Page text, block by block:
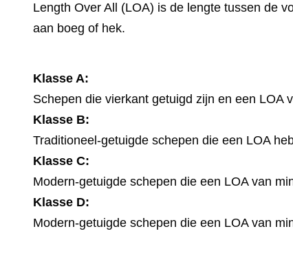
Length Over All (LOA) is de lengte tussen de
aan boeg of hek.
Klasse A:
Schepen die vierkant getuigd zijn en een LOA
Klasse B:
Traditioneel-getuigde schepen die een LOA
Klasse C:
Modern-getuigde schepen die een LOA van
Klasse D:
Modern-getuigde schepen die een LOA van